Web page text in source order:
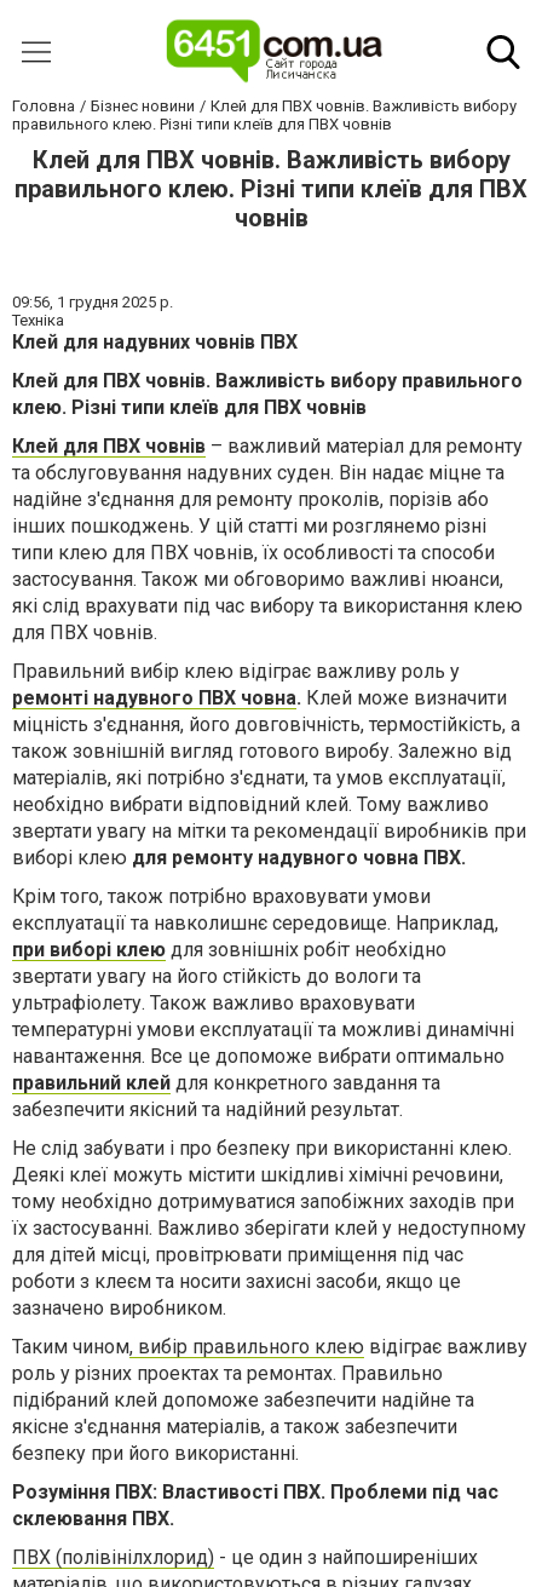
Мы расскажем вам о самых
интересных новостях
Луганщины и всей Украины
Просто подпишитесь и получайте свежие
новости на ваш гаджет
Запретить Разрешить
×
Головна Бізнес новини
Клей для ПВХ човнів. Важливість вибору
правильного клею. Різні типи клеїв для ПВХ човнів
Клей для ПВХ човнів. Важливість вибору
правильного клею. Різні типи клеїв для ПВХ
човнів
09:56, 1 грудня 2025 р.
Техніка
Клей для надувних човнів ПВХ
Клей для ПВХ човнів. Важливість вибору правильного
клею. Різні типи клеїв для ПВХ човнів
Клей для ПВХ човнів – важливий матеріал для ремонту
та обслуговування надувних суден. Він надає міцне та
надійне з'єднання для ремонту проколів, порізів або
інших пошкоджень. У цій статті ми розглянемо різні
типи клею для ПВХ човнів, їх особливості та способи
застосування. Також ми обговоримо важливі нюанси,
які слід врахувати під час вибору та використання клею
для ПВХ човнів.
Правильний вибір клею відіграє важливу роль у
ремонті надувного ПВХ човна. Клей може визначити
міцність з'єднання, його довговічність, термостійкість, а
також зовнішній вигляд готового виробу. Залежно від
матеріалів, які потрібно з'єднати, та умов експлуатації,
необхідно вибрати відповідний клей. Тому важливо
звертати увагу на мітки та рекомендації виробників при
виборі клею для ремонту надувного човна ПВХ.
Крім того, також потрібно враховувати умови
експлуатації та навколишнє середовище. Наприклад,
при виборі клею для зовнішніх робіт необхідно
звертати увагу на його стійкість до вологи та
ультрафіолету. Також важливо враховувати
температурні умови експлуатації та можливі динамічні
навантаження. Все це допоможе вибрати оптимально
правильний клей для конкретного завдання та
забезпечити якісний та надійний результат.
Не слід забувати і про безпеку при використанні клею.
Деякі клеї можуть містити шкідливі хімічні речовини,
тому необхідно дотримуватися запобіжних заходів при
їх застосуванні. Важливо зберігати клей у недоступному
для дітей місці, провітрювати приміщення під час
роботи з клеєм та носити захисні засоби, якщо це
зазначено виробником.
Таким чином, вибір правильного клею відіграє важливу
роль у різних проектах та ремонтах. Правильно
підібраний клей допоможе забезпечити надійне та
якісне з'єднання матеріалів, а також забезпечити
безпеку при його використанні.
Розуміння ПВХ: Властивості ПВХ. Проблеми під час
склеювання ПВХ.
ПВХ (полівінілхлорид) - це один з найпоширеніших